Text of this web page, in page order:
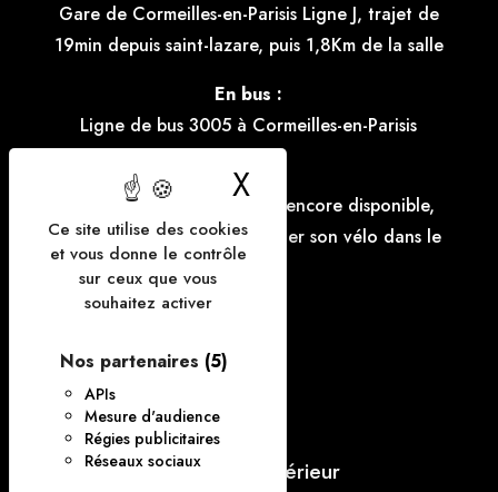
Ce site utilise des cookies
et vous donne le contrôle
sur ceux que vous
souhaitez activer
Nos partenaires (5)
APIs
Mesure d'audience
Régies publicitaires
Réseaux sociaux
X Masquer le
Gare de Cormeilles-en-Parisis Ligne J, trajet de
19min depuis saint-lazare, puis 1,8Km de la salle
En bus :
Ligne de bus 3005 à Cormeilles-en-Parisis
Vélo :
Le parking à vélo n'est pas encore disponible,
mais il est possible d'accrocher son vélo dans le
parking.
Règlement intérieur